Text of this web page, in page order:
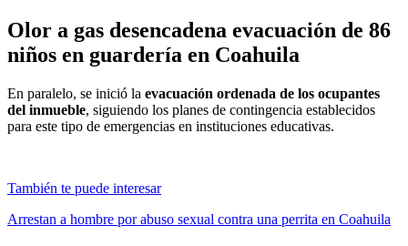
Olor a gas desencadena evacuación de 86
niños en guardería en Coahuila
En paralelo, se inició la evacuación ordenada de los ocupantes
del inmueble, siguiendo los planes de contingencia establecidos
para este tipo de emergencias en instituciones educativas.
También te puede interesar
Arrestan a hombre por abuso sexual contra una perrita en Coahuila